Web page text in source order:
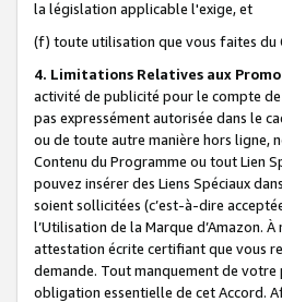
la législation applicable l'exige, et
(f) toute utilisation que vous faites du
4. Limitations Relatives aux
activité de publicité pour le compte de
pas expressément autorisée dans le
ou de toute autre manière hors ligne,
Contenu du Programme ou tout Lien
pouvez insérer des Liens Spéciaux
soient sollicitées (c’est-à-dire
l’Utilisation de la Marque d’Amazon.
attestation écrite certifiant que vous
demande. Tout manquement de
obligation essentielle de cet Accord.